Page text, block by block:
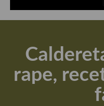
Actualidad y
Apuntes, estudios sobre
Aceite de Oliva Virgen
Recetas maridadas con los
rape,